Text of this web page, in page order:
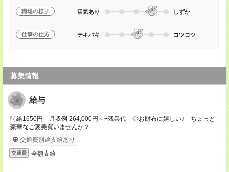
職場の様子 活気あり しずか
仕事の仕方 テキパキ コツコツ
募集情報
給与
時給1650円 月収例 264,000円～+残業代 ◇お財布に嬉しい♪ ちょっと
豪華なご褒美買いませんか？
交通費別途支給あり
交通費 全額支給